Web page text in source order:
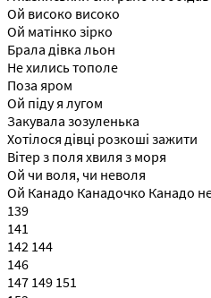
Ой високо високо
Ой матінко зірко
Брала дівка льон
Не хились тополе
Поза яром
Ой піду я лугом
Закувала зозуленька
Хотілося дівці розкоші зажити
Вітер з поля хвиля з моря
Ой чи воля, чи неволя
Ой Канадо Канадочко Канадо
139
141
142 144
146
147 149 151